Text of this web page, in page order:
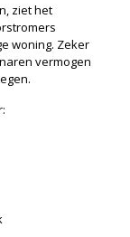
ziet het
woning. Zeker
vermogen